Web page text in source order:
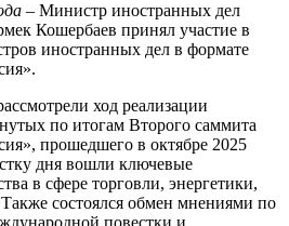
– Министр иностранных дел
Кошербаев принял участие в
иностранных дел в формате
ход реализации
по итогам Второго саммита
прошедшего в октябре 2025
дня вошли ключевые
в сфере торговли, энергетики,
состоялся обмен мнениями по